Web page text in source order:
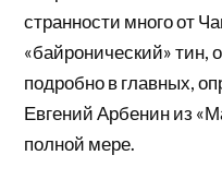
странности много от
«байронический» тин,
подробно в главных,
Евгений Арбенин из
полной мере.